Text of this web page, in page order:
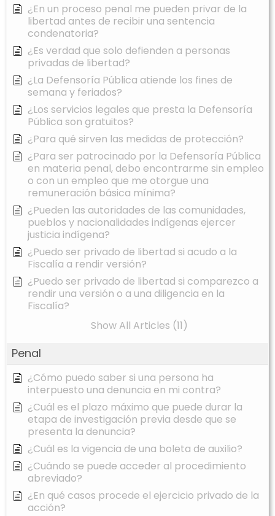
¿En un proceso penal me pueden privar de la
libertad antes de recibir una sentencia
condenatoria?
¿Es verdad que solo defienden a personas
privadas de libertad?
¿La Defensoría Pública atiende los fines de
semana y feriados?
¿Los servicios legales que presta la Defensoría
Pública son gratuitos?
¿Para qué sirven las medidas de protección?
¿Para ser patrocinado por la Defensoría Pública
en materia penal, debo encontrarme sin empleo
o con un empleo que me otorgue una
remuneración básica mínima?
¿Pueden las autoridades de las comunidades,
pueblos y nacionalidades indígenas ejercer
justicia indígena?
¿Puedo ser privado de libertad si acudo a la
Fiscalía a rendir versión?
¿Puedo ser privado de libertad si comparezco a
rendir una versión o a una diligencia en la
Fiscalía?
Show All Articles (11)
Penal
¿Cómo puedo saber si una persona ha
interpuesto una denuncia en mi contra?
¿Cuál es el plazo máximo que puede durar la
etapa de investigación previa desde que se
presenta la denuncia?
¿Cuál es la vigencia de una boleta de auxilio?
¿Cuándo se puede acceder al procedimiento
abreviado?
¿En qué casos procede el ejercicio privado de la
acción?